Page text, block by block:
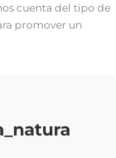
cuenta del tipo de
promover un